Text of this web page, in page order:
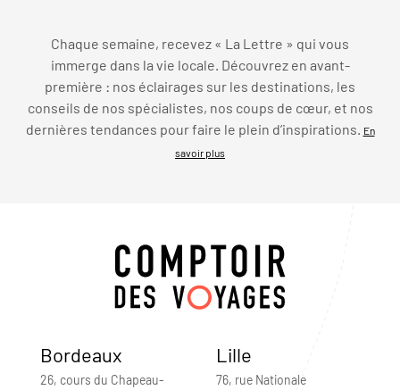
Chaque semaine, recevez « La Lettre » qui vous
immerge dans la vie locale. Découvrez en avant-
première : nos éclairages sur les destinations, les
conseils de nos spécialistes, nos coups de cœur, et nos
dernières tendances pour faire le plein d’inspirations.
En
savoir plus
Bordeaux
26, cours du Chapeau-
Lille
76, rue Nationale